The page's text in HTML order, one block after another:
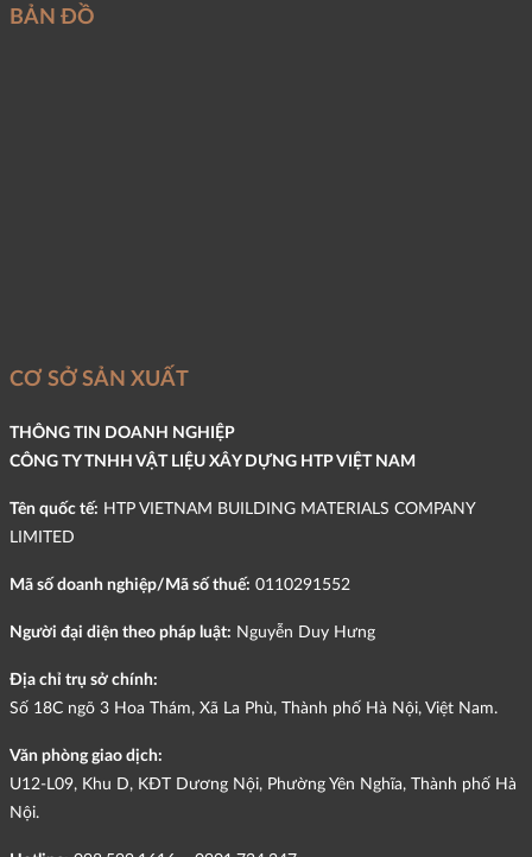
BẢN ĐỒ
CƠ SỞ SẢN XUẤT
THÔNG TIN DOANH NGHIỆP
CÔNG TY TNHH VẬT LIỆU XÂY DỰNG HTP VIỆT NAM
Tên quốc tế: HTP VIETNAM BUILDING MATERIALS COMPANY
LIMITED
Mã số doanh nghiệp/Mã số thuế: 0110291552
Người đại diện theo pháp luật: Nguyễn Duy Hưng
Địa chỉ trụ sở chính:
Số 18C ngõ 3 Hoa Thám, Xã La Phù, Thành phố Hà Nội, Việt Nam.
Văn phòng giao dịch:
U12-L09, Khu D, KĐT Dương Nội, Phường Yên Nghĩa, Thành phố Hà
Nội.